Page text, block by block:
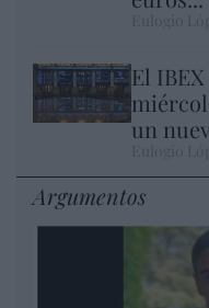
El
un
Argumentos